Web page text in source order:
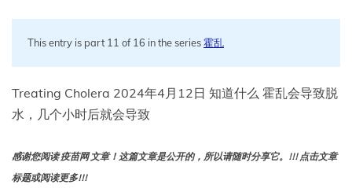
This entry is part 11 of 16 in the series霍乱
Treating Cholera 2024年4月12日 知道什么 霍乱会导致脱
水，几个小时后就会导致
感谢您阅读 疫苗网 文章！这篇文章是公开的，所以请随时分享它。!!! 点击文章
标题或阅读更多!!!